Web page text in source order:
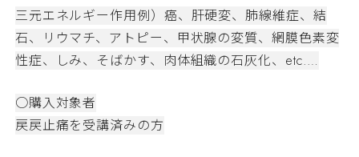
三元エネルギー作用例）癌、肝硬変、肺線維症、結
石、リウマチ、アトピー、甲状腺の変質、網膜色素変
性症、しみ、そばかす、肉体組織の石灰化、etc.…
○購入対象者
戻戻止痛を受講済みの方